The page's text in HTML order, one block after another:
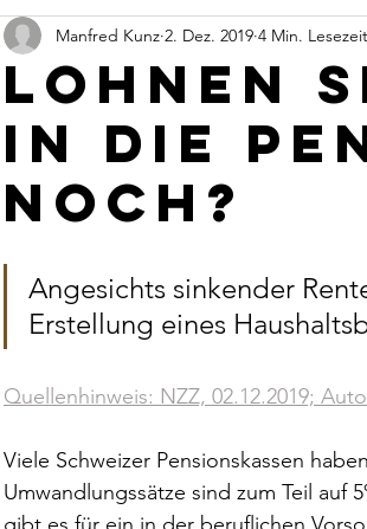
Lohnen
in die
noch?
Manfred Kunz 2. Dez. 2019 4 Min. Lesezeit
Angesichts sinkender
Erstellung eines
Quellenhinweis: NZZ, 02.12.2019;
Viele Schweizer Pensionskassen
Umwandlungssätze sind zum Teil auf